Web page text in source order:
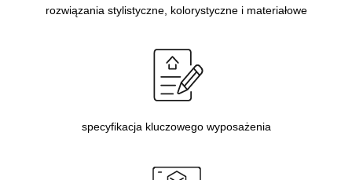
rozwiązania stylistyczne, kolorystyczne i materiałowe
specyfikacja kluczowego wyposażenia